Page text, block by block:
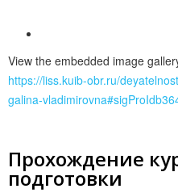
View the embedded image
https://liss.kuib-obr.ru/
galina-
Прохождение
подготовки